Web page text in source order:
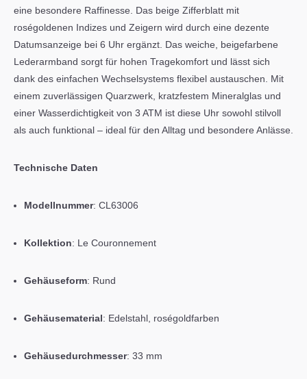
eine besondere Raffinesse. Das beige Zifferblatt mit
roségoldenen Indizes und Zeigern wird durch eine dezente
Datumsanzeige bei 6 Uhr ergänzt. Das weiche, beigefarbene
Lederarmband sorgt für hohen Tragekomfort und lässt sich
dank des einfachen Wechselsystems flexibel austauschen. Mit
einem zuverlässigen Quarzwerk, kratzfestem Mineralglas und
einer Wasserdichtigkeit von 3 ATM ist diese Uhr sowohl stilvoll
als auch funktional – ideal für den Alltag und besondere Anlässe.
Technische Daten
Modellnummer: CL63006
Kollektion: Le Couronnement
Gehäuseform: Rund
Gehäusematerial: Edelstahl, roségoldfarben
Gehäusedurchmesser: 33 mm